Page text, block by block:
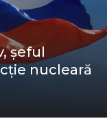
șeful
nucleară